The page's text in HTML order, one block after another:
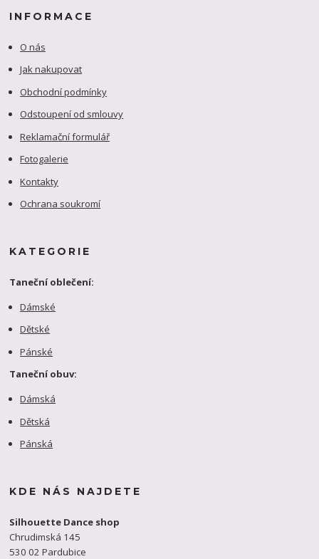
INFORMACE
O nás
Jak nakupovat
Obchodní podmínky
Odstoupení od smlouvy
Reklamační formulář
Fotogalerie
Kontakty
Ochrana soukromí
KATEGORIE
Taneční oblečení:
Dámské
Dětské
Pánské
Taneční obuv:
Dámská
Dětská
Pánská
KDE NÁS NAJDETE
Silhouette Dance shop
Chrudimská 145
530 02 Pardubice